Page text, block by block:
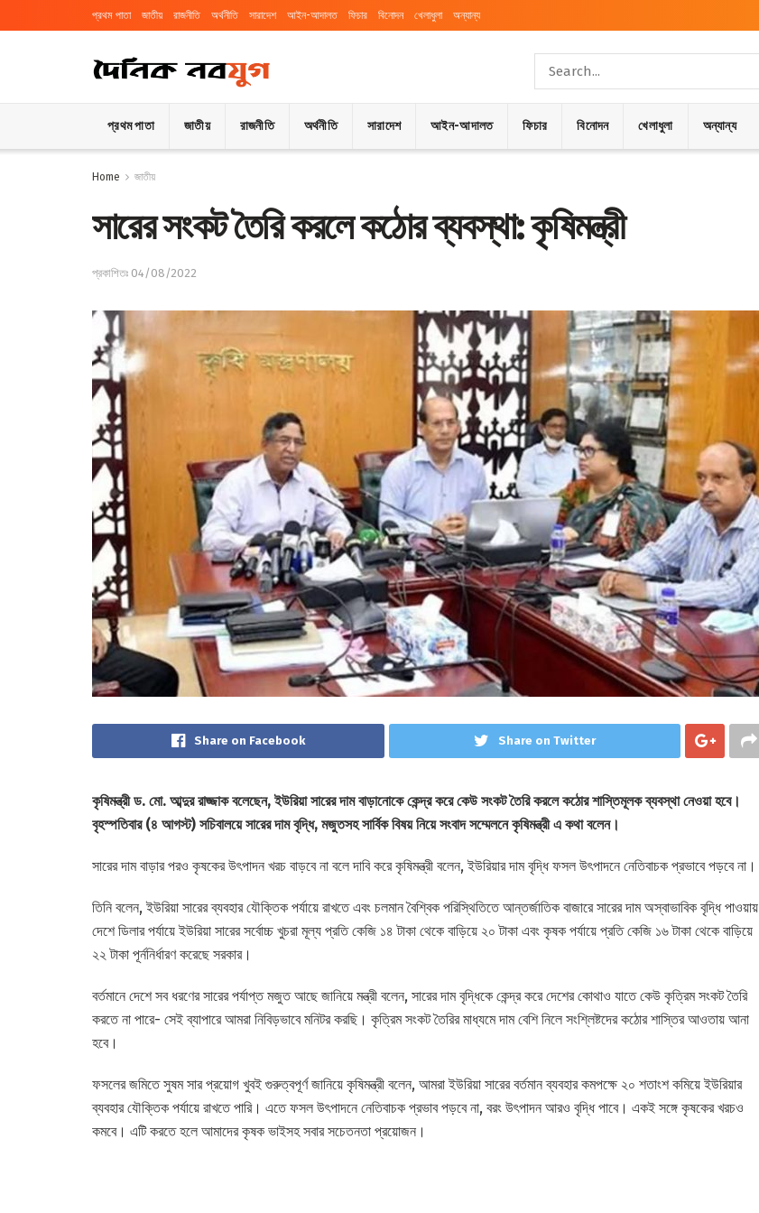
প্রথম পাতা জাতীয় রাজনীতি অর্থনীতি সারাদেশ আইন-আদালত ফিচার বিনোদন খেলাধুলা অন্যান্য
প্রথম পাতা জাতীয় রাজনীতি অর্থনীতি সারাদেশ আইন-আদালত ফিচার বিনোদন খেলাধুলা অন্যান্য
Home জাতীয়
সারের সংকট তৈরি করলে কঠোর ব্যবস্থা: কৃষিমন্ত্রী
প্রকাশিতঃ 04/08/2022
Share on Facebook Share on Twitter
কৃষিমন্ত্রী ড. মো. আব্দুর রাজ্জাক বলেছেন, ইউরিয়া সারের দাম বাড়ানোকে কেন্দ্র করে কেউ সংকট তৈরি করলে কঠোর শাস্তিমূলক ব্যবস্থা নেওয়া হবে।
বৃহস্পতিবার (৪ আগস্ট) সচিবালয়ে সারের দাম বৃদ্ধি, মজুতসহ সার্বিক বিষয় নিয়ে সংবাদ সম্মেলনে কৃষিমন্ত্রী এ কথা বলেন।
সারের দাম বাড়ার পরও কৃষকের উৎপাদন খরচ বাড়বে না বলে দাবি করে কৃষিমন্ত্রী বলেন, ইউরিয়ার দাম বৃদ্ধি ফসল উৎপাদনে নেতিবাচক প্রভাবে পড়বে না।
তিনি বলেন, ইউরিয়া সারের ব্যবহার যৌক্তিক পর্যায়ে রাখতে এবং চলমান বৈশ্বিক পরিস্থিতিতে আন্তর্জাতিক বাজারে সারের দাম অস্বাভাবিক বৃদ্ধি পাওয়ায়
দেশে ডিলার পর্যায়ে ইউরিয়া সারের সর্বোচ্চ খুচরা মূল্য প্রতি কেজি ১৪ টাকা থেকে বাড়িয়ে ২০ টাকা এবং কৃষক পর্যায়ে প্রতি কেজি ১৬ টাকা থেকে বাড়িয়ে
২২ টাকা পূর্ননির্ধারণ করেছে সরকার।
বর্তমানে দেশে সব ধরণের সারের পর্যাপ্ত মজুত আছে জানিয়ে মন্ত্রী বলেন, সারের দাম বৃদ্ধিকে কেন্দ্র করে দেশের কোথাও যাতে কেউ কৃত্রিম সংকট তৈরি
করতে না পারে- সেই ব্যাপারে আমরা নিবিড়ভাবে মনিটর করছি। কৃত্রিম সংকট তৈরির মাধ্যমে দাম বেশি নিলে সংশ্লিষ্টদের কঠোর শাস্তির আওতায় আনা
হবে।
ফসলের জমিতে সুষম সার প্রয়োগ খুবই গুরুত্বপূর্ণ জানিয়ে কৃষিমন্ত্রী বলেন, আমরা ইউরিয়া সারের বর্তমান ব্যবহার কমপক্ষে ২০ শতাংশ কমিয়ে ইউরিয়ার
ব্যবহার যৌক্তিক পর্যায়ে রাখতে পারি। এতে ফসল উৎপাদনে নেতিবাচক প্রভাব পড়বে না, বরং উৎপাদন আরও বৃদ্ধি পাবে। একই সঙ্গে কৃষকের খরচও
কমবে। এটি করতে হলে আমাদের কৃষক ভাইসহ সবার সচেতনতা প্রয়োজন।